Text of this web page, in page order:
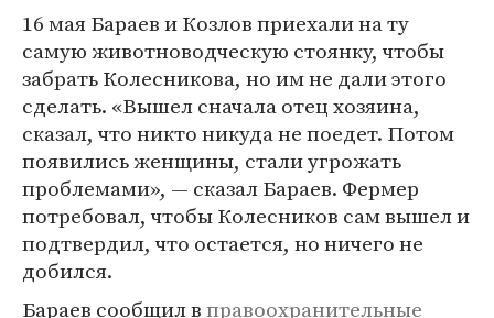
16 мая Бараев и Козлов приехали на ту
самую животноводческую стоянку, чтобы
забрать Колесникова, но им не дали этого
сделать. «Вышел сначала отец хозяина,
сказал, что никто никуда не поедет. Потом
появились женщины, стали угрожать
проблемами», — сказал Бараев. Фермер
потребовал, чтобы Колесников сам вышел и
подтвердил, что остается, но ничего не
добился.
Бараев сообщил вправоохранительные